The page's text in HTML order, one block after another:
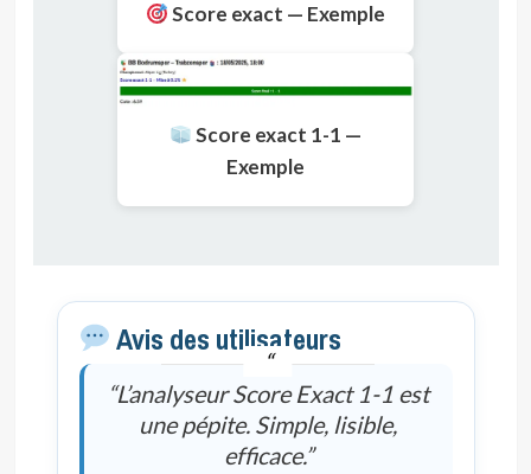
Score exact — Exemple
Score exact 1-1 —
Exemple
Avis des utilisateurs
“L’analyseur Score Exact 1-1 est
une pépite. Simple, lisible,
efficace.”